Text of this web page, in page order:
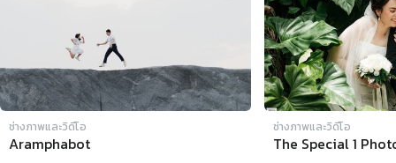
ช่างภาพและวิดีโอ
Aramphabot
ช่างภาพและวิดีโอ
The Special 1